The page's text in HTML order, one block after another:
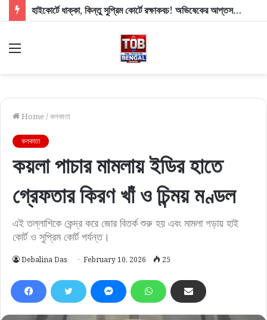
হাইকোর্টে ধাক্কা, কিন্তু সুপ্রিম কোর্টে রক্ষাকবচ! অভিষেকের আপ্তসহায়কের বিরাট স্বস্তি শীর্ষ আদালতে
Menu
Home /কলকাতা
কলকাতা
কয়লা পাচার মামলায় ইডির হাতে
গ্রেফতার কিরণ খাঁ ও চিন্ময় মণ্ডল
এই তল্লাশিকে কেন্দ্র করে জোর বিতর্ক শুরু হয় এবং মামলা গড়ায় হাই
কোর্ট ও সুপ্রিম কোর্ট পর্যন্ত।
Debalina Das February 10, 2026 25